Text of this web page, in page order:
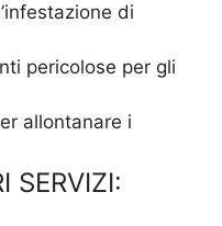
di
pericolose per gli
allontanare i
SERVIZI: